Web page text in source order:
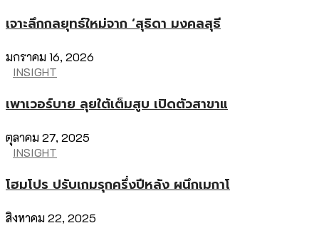
เจาะลึกกลยุทธ์ใหม่จาก ‘สุธิดา มงคลสุธี
มกราคม 16, 2026
INSIGHT
เพาเวอร์บาย ลุยใต้เต็มสูบ เปิดตัวสาขาแ
ตุลาคม 27, 2025
INSIGHT
โฮมโปร ปรับเกมรุกครึ่งปีหลัง ผนึกเมกาโ
สิงหาคม 22, 2025